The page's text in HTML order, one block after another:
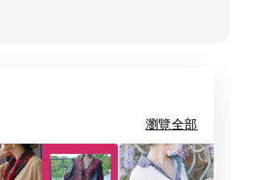
瀏覽全部